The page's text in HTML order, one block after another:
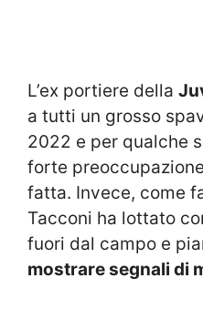
L’ex portiere della
a tutti un grosso
2022 e per qualche
forte
fatta. Invece, come
Tacconi ha lottato
fuori dal campo e
mostrare segnali di